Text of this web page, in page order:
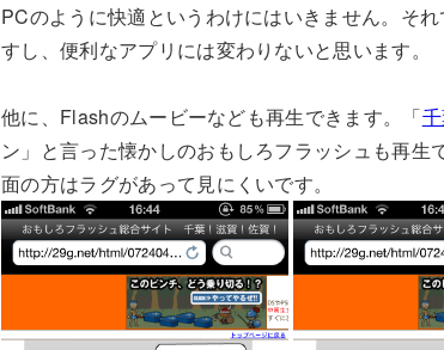
PCのように快適というわけにはいきません。そ
すし、便利なアプリには変わりないと思います。
他に、Flashのムービーなども再生できます。「
ン」と言った懐かしのおもしろフラッシュも再
面の方はラグがあって見にくいです。